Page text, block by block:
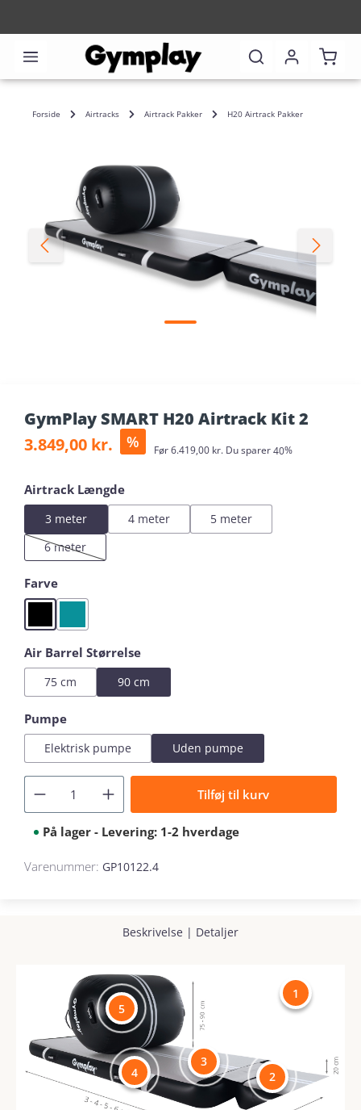
Forside Airtracks Airtrack Pakker H20 Airtrack Pakker
Spring over billedgalleri
GymPlay SMART H20 Airtrack Kit 2
Salgspris:
3.849,00 kr. % FørAlmindelig pris:
6.419,00 kr. Du sparer40%
Vælg
Airtrack Længde
3 meter 4 meter
5 meter
6 meter
(Denne mulighed er i øjeblikket ikke tilgængelig.)
Vælg
Farve
Black
Vælg
Air Barrel Størrelse
75 cm 90 cm
Vælg
Pumpe
Elektrisk pumpe Uden pumpe
Tilføj til kurv
På lager - Levering: 1-2 hverdage
Varenummer: GP10122.4
Beskrivelse | Detaljer
1
2
3
4
5